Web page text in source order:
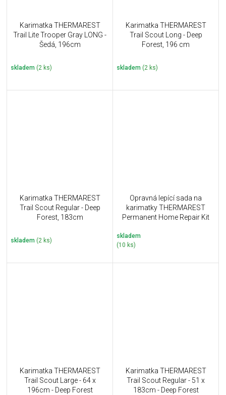
Karimatka THERMAREST
Trail Lite Trooper Gray LONG -
Šedá, 196cm
skladem (2 ks)
Karimatka THERMAREST
Trail Scout Long - Deep
Forest, 196 cm
skladem (2 ks)
Karimatka THERMAREST
Trail Scout Regular - Deep
Forest, 183cm
skladem (2 ks)
Opravná lepící sada na
karimatky THERMAREST
Permanent Home Repair Kit
skladem
(10 ks)
Karimatka THERMAREST
Trail Scout Large - 64 x
196cm - Deep Forest
Karimatka THERMAREST
Trail Scout Regular - 51 x
183cm - Deep Forest